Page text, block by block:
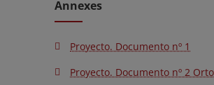
Annexes
Proyecto. Documento nº 1
Proyecto. Documento nº 2